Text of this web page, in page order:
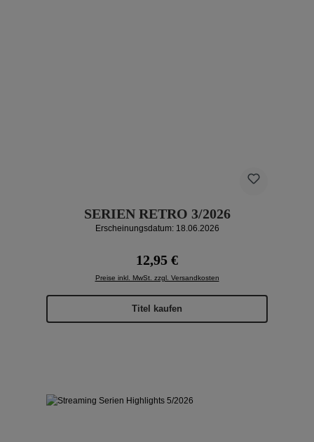
SERIEN RETRO 3/2026
Erscheinungsdatum: 18.06.2026
Regulärer Preis:
12,95 €
Preise inkl. MwSt. zzgl. Versandkosten
Titel kaufen